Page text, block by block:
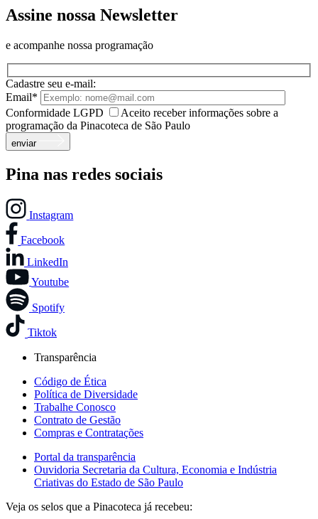
Assine nossa Newsletter
e acompanhe nossa programação
Cadastre seu e-mail:
Email*
Conformidade LGPD
Aceito receber informações sobre a
programação da Pinacoteca de São Paulo
enviar
Pina nas redes sociais
Instagram
Facebook
LinkedIn
Youtube
Spotify
Tiktok
Transparência
Código de Ética
Política de Diversidade
Trabalhe Conosco
Contrato de Gestão
Compras e Contratações
Portal da transparência
Ouvidoria Secretaria da Cultura, Economia e Indústria
Criativas do Estado de São Paulo
Veja os selos que a Pinacoteca já recebeu: